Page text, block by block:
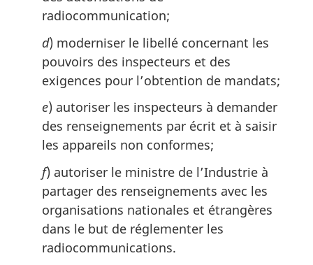
radiocommunication;
d) moderniser le libellé concernant les
pouvoirs des inspecteurs et des
exigences pour l’obtention de mandats;
e) autoriser les inspecteurs à demander
des renseignements par écrit et à saisir
les appareils non conformes;
f) autoriser le ministre de l’Industrie à
partager des renseignements avec les
organisations nationales et étrangères
dans le but de réglementer les
radiocommunications.